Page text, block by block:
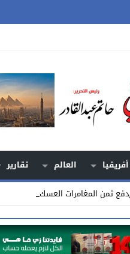
العالم تقارير
ثمن المغامرات العسكرية من لقمة _